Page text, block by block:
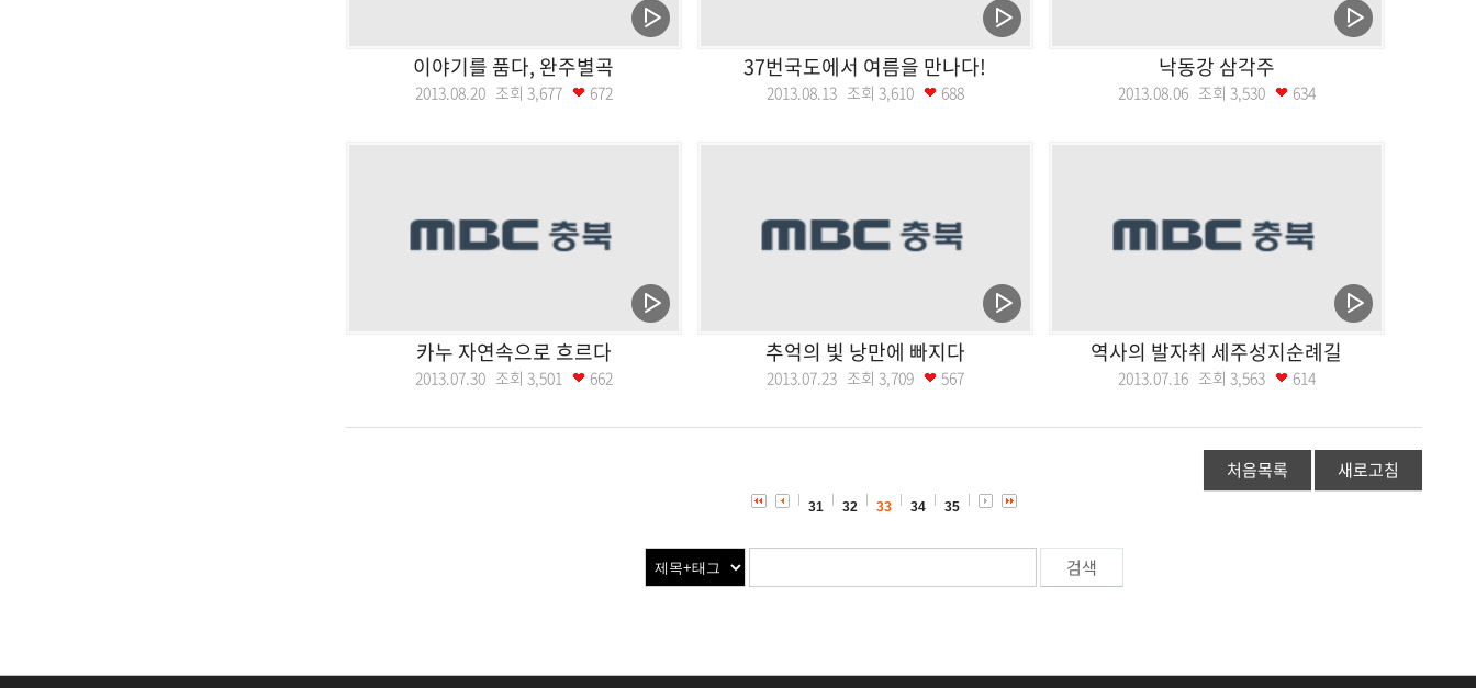
이야기를 품다, 완주별곡
2013.08.20 조회 3,677 672
37번국도에서 여름을 만나다!
2013.08.13 조회 3,610 688
낙동강 삼각주
2013.08.06 조회 3,530 634
카누 자연속으로 흐르다
2013.07.30 조회 3,501 662
추억의 빛 낭만에 빠지다
2013.07.23 조회 3,709 567
역사의 발자취 세주성지순례길
2013.07.16 조회 3,563 614
처음목록 새로고침
31 32 33 34 35